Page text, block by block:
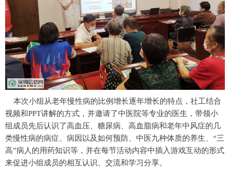
本次小组从老年慢性病的比例增长逐年增长的特点，社工结合
视频和PPT讲解的方式，并邀请了中医院等专业的医生，带领小
组成员先后认识了高血压、糖尿病、高血脂病和老年中风症的几
类慢性病的病症、病因以及如何预防、中医九种体质的养生、“三
高”病人的用药知识等，并在每节活动内容中插入游戏互动的形式
来促进小组成员的相互认识、交流和学习分享。